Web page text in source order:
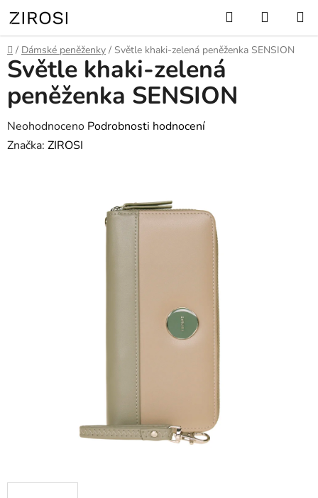
na
obsah
Hledat
KOŠÍK
Domů
/ Dámské peněženky / Světle khaki-zelená peněženka SENSION
Světle khaki-zelená
peněženka SENSION
Průměrné
hodnocení
Neohodnoceno Podrobnosti hodnocení
Značka: ZIROSI